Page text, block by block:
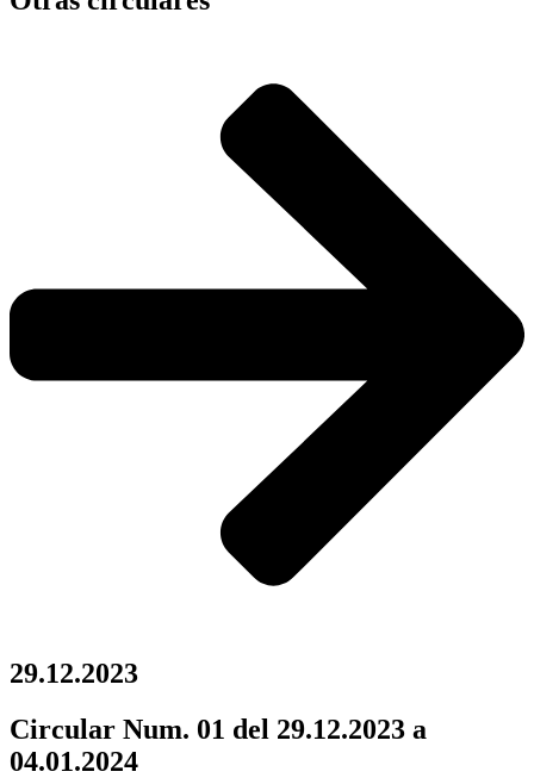
29.12.2023
Circular Num. 01 del 29.12.2023 a
04.01.2024